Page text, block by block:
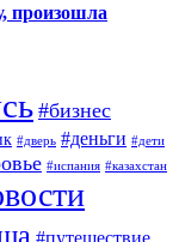
произошла
#бизнес
#дверь #деньги #дети
#испания #казахстан